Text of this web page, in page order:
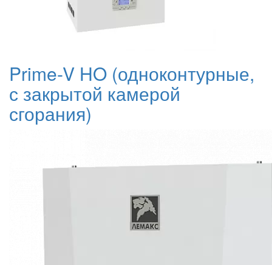
Prime-V HO (одноконтурные,
с закрытой камерой
сгорания)